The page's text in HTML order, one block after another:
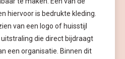
hiervoor is bedrukte kleding.
van een logo of huisstijl
die direct bijdraagt
een organisatie. Binnen dit